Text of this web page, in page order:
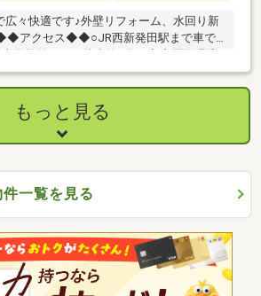
広々快適です♪外壁リフォーム、水回り新
アクセス◆◆○JR西新発田駅まで車で
猿橋中学校…約1100m○あおばこども
ャー 新発田店…約550m○原信 西新発田
オキ 富塚店…約450m○ローソン 新発田舟
西新発田駅…約1100ｍ○新発田病院…約
局…約1200m○冨塚町児童公園…約500mお
もっと見る
一覧を見る